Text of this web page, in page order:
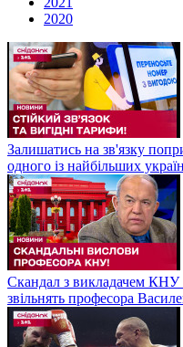
2020
Залишатись на зв'язку
одного із найбільших
Скандал з викладачем
звільнять професора